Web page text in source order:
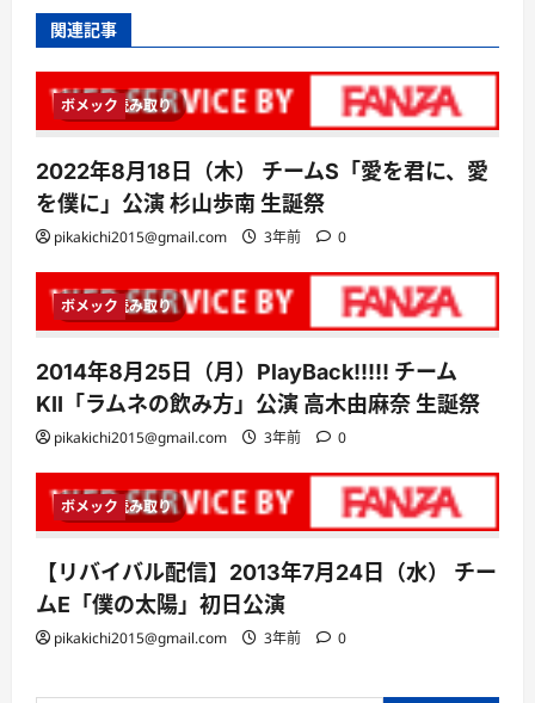
関連記事
1 分読み取り
ボメック
2022年8月18日（木） チームS「愛を君に、愛
を僕に」公演 杉山歩南 生誕祭
pikakichi2015@gmail.com 3年前 0
1 分読み取り
ボメック
2014年8月25日（月）PlayBack!!!!! チーム
KII「ラムネの飲み方」公演 高木由麻奈 生誕祭
pikakichi2015@gmail.com 3年前 0
1 分読み取り
ボメック
【リバイバル配信】2013年7月24日（水） チー
ムE「僕の太陽」初日公演
pikakichi2015@gmail.com 3年前 0